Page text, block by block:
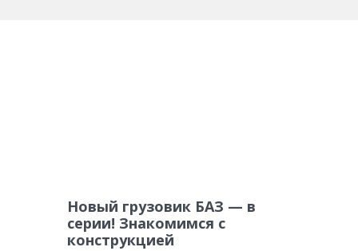
Новый грузовик БАЗ — в
серии! Знакомимся с
конструкцией